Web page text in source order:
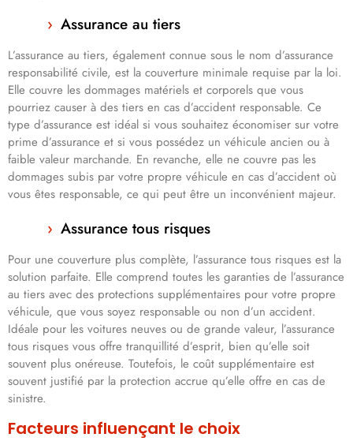
Assurance au tiers
L’assurance au tiers, également connue sous le nom d’assurance
responsabilité civile, est la couverture minimale requise par la loi.
Elle couvre les dommages matériels et corporels que vous
pourriez causer à des tiers en cas d’accident responsable. Ce
type d’assurance est idéal si vous souhaitez économiser sur votre
prime d’assurance et si vous possédez un véhicule ancien ou à
faible valeur marchande. En revanche, elle ne couvre pas les
dommages subis par votre propre véhicule en cas d’accident où
vous êtes responsable, ce qui peut être un inconvénient majeur.
Assurance tous risques
Pour une couverture plus complète, l’assurance tous risques est la
solution parfaite. Elle comprend toutes les garanties de l’assurance
au tiers avec des protections supplémentaires pour votre propre
véhicule, que vous soyez responsable ou non d’un accident.
Idéale pour les voitures neuves ou de grande valeur, l’assurance
tous risques vous offre tranquillité d’esprit, bien qu’elle soit
souvent plus onéreuse. Toutefois, le coût supplémentaire est
souvent justifié par la protection accrue qu’elle offre en cas de
sinistre.
Facteurs influençant le choix